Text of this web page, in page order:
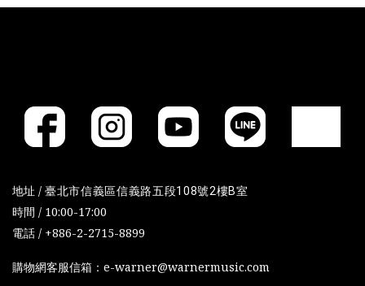
地址 / 臺北市信義區信義路五段108號2樓B室
時間 / 10:00-17:00
電話 / +886-2-2715-8899
購物網客服信箱：e-warner@warnermusic.com